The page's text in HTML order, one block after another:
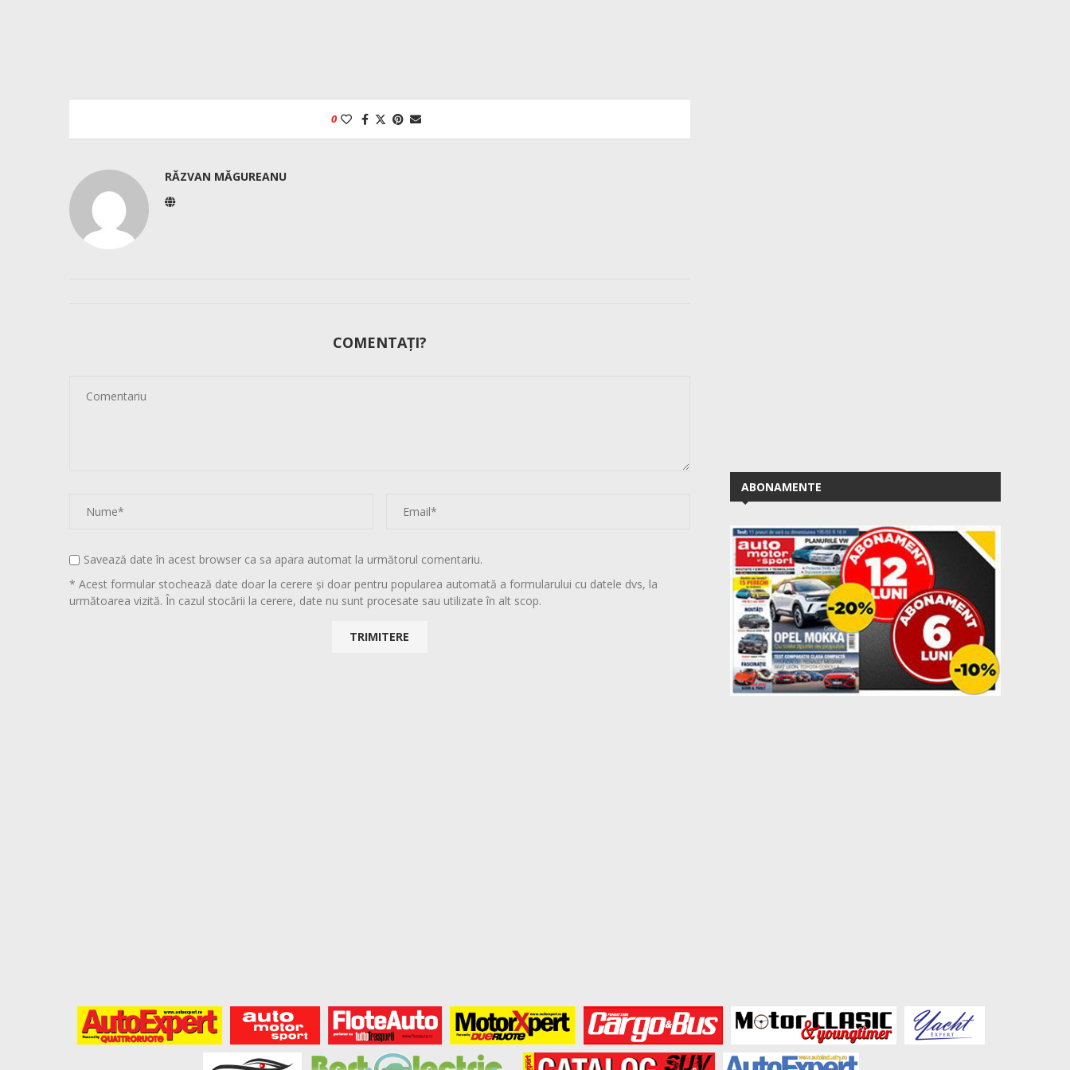
0
RĂZVAN MĂGUREANU
COMENTAȚI?
Savează date în acest browser ca sa apara automat la următorul comentariu.
* Acest formular stochează date doar la cerere și doar pentru popularea automată a formularului cu datele dvs, la
următoarea vizită. În cazul stocării la cerere, date nu sunt procesate sau utilizate în alt scop.
ABONAMENTE